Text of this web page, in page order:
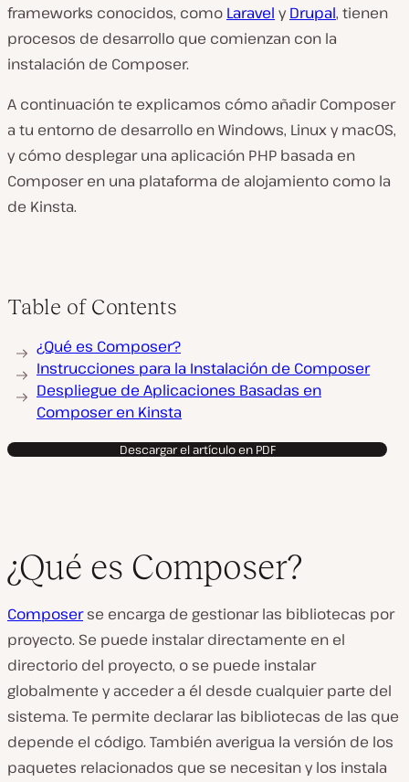
frameworks conocidos, como Laravel yDrupal, tienen
procesos de desarrollo que comienzan con la
instalación de Composer.
A continuación te explicamos cómo añadir Composer
a tu entorno de desarrollo en Windows, Linux y macOS,
y cómo desplegar una aplicación PHP basada en
Composer en una plataforma de alojamiento como la
de Kinsta.
Table of Contents
¿Qué es Composer?
Instrucciones para la Instalación de Composer
Despliegue de Aplicaciones Basadas en
Composer en Kinsta
Descargar el artículo en PDF
¿Qué es Composer?
Composerse encarga de gestionar las bibliotecas por
proyecto. Se puede instalar directamente en el
directorio del proyecto, o se puede instalar
globalmente y acceder a él desde cualquier parte del
sistema. Te permite declarar las bibliotecas de las que
depende el código. También averigua la versión de los
paquetes relacionados que se necesitan y los instala